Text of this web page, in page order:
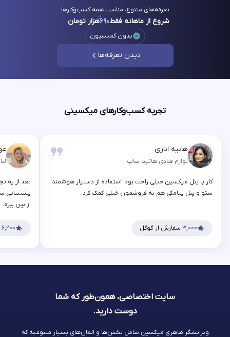
تعرفه‌های متنوع، مناسب همه کسب‌وکارها
شروع از ماهانه فقط۶۹۰هزار تومان
بدون کمیسیون
دیدن تعرفه‌ها
تجربه کسب‌وکارهای میکسینی
هانیه اناری
لوازم قنادی هانیتا شاپ
کار با پنل میکسین خیلی راحت بود. استفاده از دستیار هوشمند
سئو و پنل پیامکی هم به فروشمون خیلی کمک کرد.
۳,۰۰۰ سفارش از گوگل
بعد از یه
پشتیبانی
از بین ببره.
۶,۲۰۰
سایت اختصاصی، همون‌طور که شما
دوست دارید.
ویرایشگر ظاهری میکسین شامل بخش‌ها و المان‌های بسیار متنوعیه که